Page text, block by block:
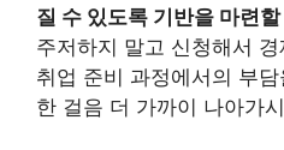
질 수 있도록 기반을 마련
주저하지 말고 신청해서
취업 준비 과정에서의 부
한 걸음 더 가까이 나아가